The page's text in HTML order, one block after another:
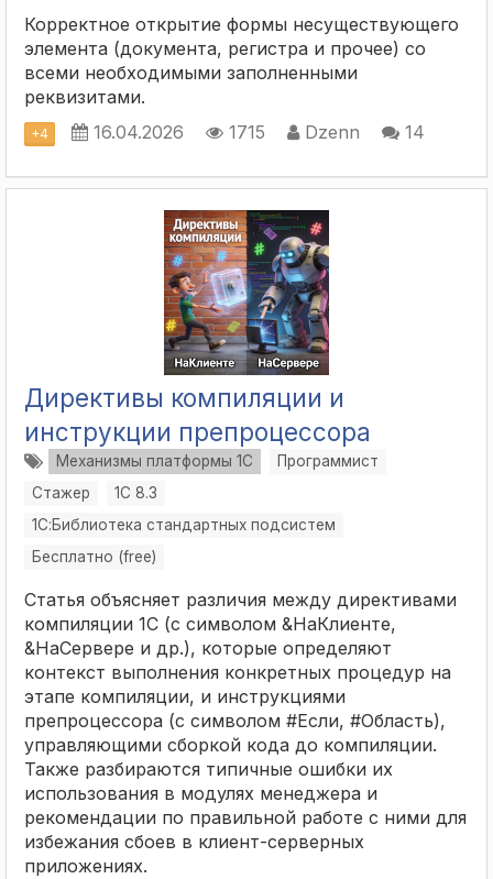
Корректное открытие формы несуществующего
элемента (документа, регистра и прочее) со
всеми необходимыми заполненными
реквизитами.
+4 16.04.2026 1715 Dzenn 14
Директивы компиляции и
инструкции препроцессора
Механизмы платформы 1С
Программист
Стажер
1С 8.3
1С:Библиотека стандартных подсистем
Бесплатно (free)
Статья объясняет различия между директивами
компиляции 1С (с символом &НаКлиенте,
&НаСервере и др.), которые определяют
контекст выполнения конкретных процедур на
этапе компиляции, и инструкциями
препроцессора (с символом #Если, #Область),
управляющими сборкой кода до компиляции.
Также разбираются типичные ошибки их
использования в модулях менеджера и
рекомендации по правильной работе с ними для
избежания сбоев в клиент-серверных
приложениях.